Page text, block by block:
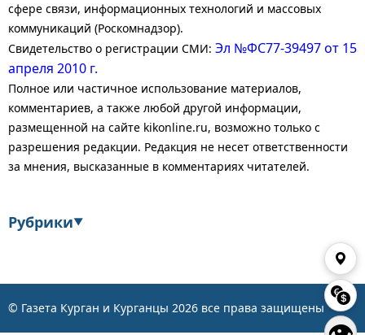
сфере связи, информационных технологий и массовых
коммуникаций (Роскомнадзор).
Свидетельство о регистрации СМИ: Эл №ФС77-39497 от 15
апреля 2010 г.
Полное или частичное использование материалов,
комментариев, а также любой другой информации,
размещенной на сайте kikonline.ru, возможно только с
разрешения редакции. Редакция не несет ответственности
за мнения, высказанные в комментариях читателей.
Рубрики▼
© Газета Курган и Курганцы 2026 все права защищены